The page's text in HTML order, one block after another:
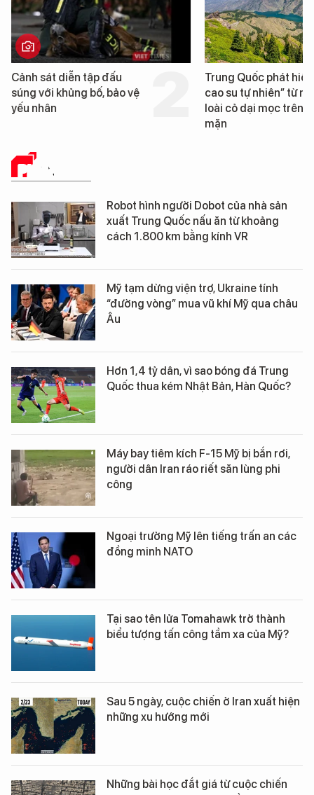
Trung Quốc phát hiện “mỏ
cao su tự nhiên” từ một
loài cỏ dại mọc trên đất
Loạt dự án bất
Đà Nẵng sắp bị
PHÂN TÍCH
Robot hình người Dobot của nhà sản
xuất Trung Quốc nấu ăn từ khoảng
cách 1.800 km bằng kính VR
Mỹ tạm dừng viện trợ, Ukraine tính
“đường vòng” mua vũ khí Mỹ qua châu
Âu
Hơn 1,4 tỷ dân, vì sao bóng đá Trung
Quốc thua kém Nhật Bản, Hàn Quốc?
Máy bay tiêm kích F-15 Mỹ bị bắn rơi,
người dân Iran ráo riết săn lùng phi
công
Ngoại trưởng Mỹ lên tiếng trấn an các
đồng minh NATO
Tại sao tên lửa Tomahawk trở thành
biểu tượng tấn công tầm xa của Mỹ?
Sau 5 ngày, cuộc chiến ở Iran xuất hiện
những xu hướng mới
Những bài học đắt giá từ cuộc chiến